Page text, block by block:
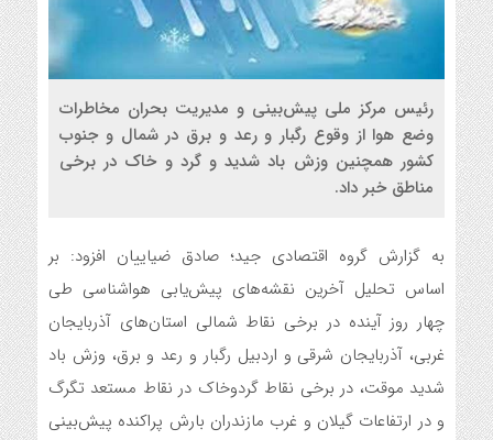
رئیس مرکز ملی پیش‌بینی و مدیریت بحران مخاطرات
وضع هوا از وقوع رگبار و رعد و برق در شمال و جنوب
کشور همچنین وزش باد شدید و گرد و خاک در برخی
مناطق خبر داد.
به گزارش گروه اقتصادی جید؛ صادق ضیاییان افزود: بر
اساس تحلیل آخرین نقشه‌های پیش‌یابی هواشناسی طی
چهار روز آینده در برخی نقاط شمالی استان‌های آذربایجان
غربی، آذربایجان شرقی و اردبیل رگبار و رعد و برق، وزش باد
شدید موقت، در برخی نقاط گردوخاک در نقاط مستعد تگرگ
و در ارتفاعات گیلان و غرب مازندران بارش پراکنده پیش‌بینی